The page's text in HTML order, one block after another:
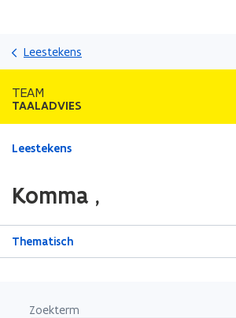
Leestekens
TEAM
TAALADVIES
Gedaan
zich
op:
Komma
Leestekens
Komma ,
Thematisch
Zoekterm